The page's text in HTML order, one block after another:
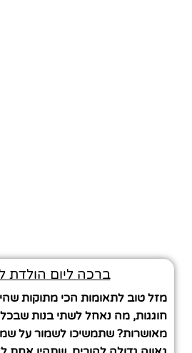
ברכה ליום הולדת
מזל טוב לתאומות הכי מתוקות
חוגגות, מה נאחל לשתי בנות
מאושרות? שתמשיכו לשמור על